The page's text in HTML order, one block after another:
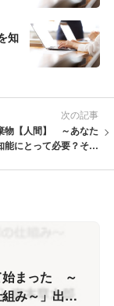
知
次の記事
物【人間】 ～あなた
能にとって必要？それ
る時代～
始まった ～
み～」出版